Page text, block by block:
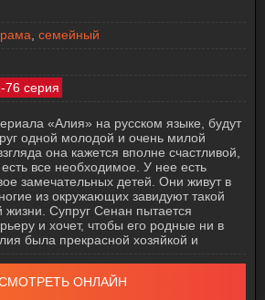
семейный
76 серия
«Алия» на русском языке, будут
одной молодой и очень милой
она кажется вполне счастливой,
все необходимое. У нее есть
замечательных детей. Они живут в
из окружающих завидуют такой
Супруг Сенан пытается
и хочет, чтобы его родные ни в
была прекрасной хозяйкой и
ОНЛАЙН